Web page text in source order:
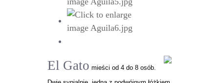
El Gato mieści od 4 do 8 osób.